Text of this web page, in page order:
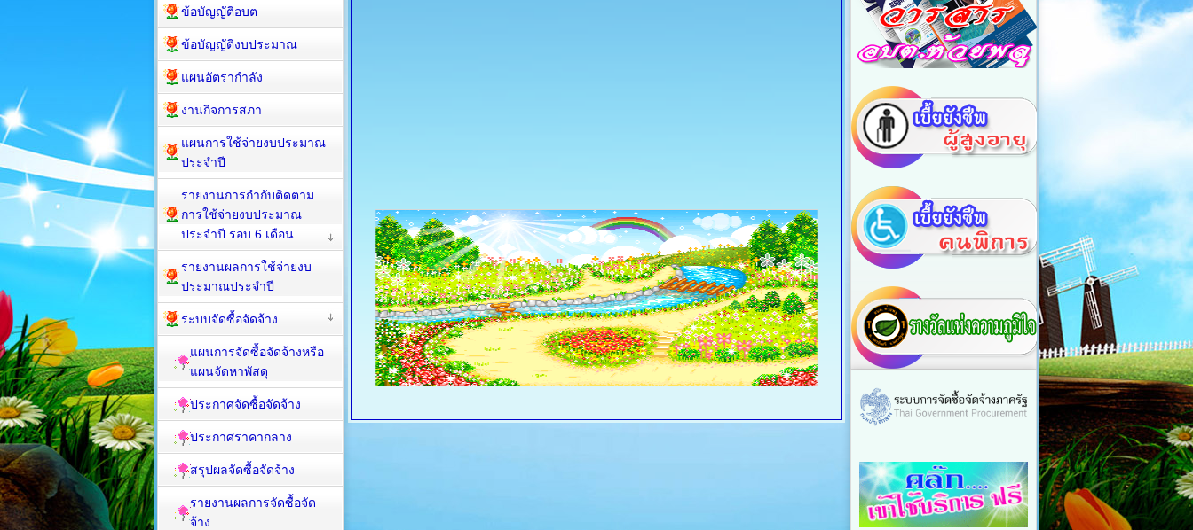
ข้อบัญญัติอบต
ข้อบัญญัติงบประมาณ
แผนอัตรากำลัง
งานกิจการสภา
แผนการใช้จ่ายงบประมาณ
ประจำปี
รายงานการกำกับติดตาม
การใช้จ่ายงบประมาณ
ประจำปี รอบ 6 เดือน
รายงานผลการใช้จ่ายงบ
ประมาณประจำปี
ระบบจัดซื้อจัดจ้าง
แผนการจัดซื้อจัดจ้างหรือ
แผนจัดหาพัสดุ
ประกาศจัดซื้อจัดจ้าง
ประกาศราคากลาง
สรุปผลจัดซื้อจัดจ้าง
รายงานผลการจัดซื้อจัด
จ้าง